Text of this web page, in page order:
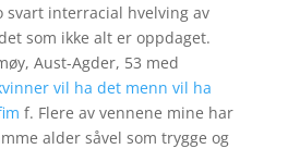
svart interracial hvelving av
som ikke alt er oppdaget.
Aust-Agder, 53 med
vil ha det menn vil ha
f. Flere av vennene mine har
alder såvel som trygge og